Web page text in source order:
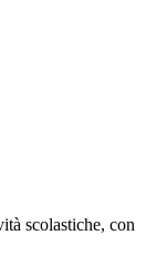
scolastiche, con